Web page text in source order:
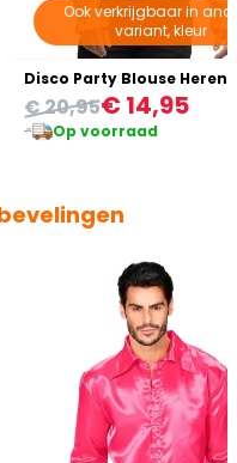
Ook verkrijgbaar in
variant, kleur
Disco Party Blouse Heren
€ 14,95
€ 20,95
Op voorraad